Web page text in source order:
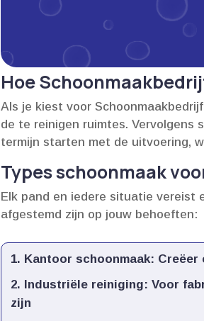
Hoe
Als je kiest voor
de te reinigen ruimtes.​ Vervolgens
termijn starten met de uitvoering,
Types schoonmaak
Elk pand en iedere situatie vereist
afgestemd zijn op jouw behoeften:
Kantoor schoonmaak: Creëer
Industriële reiniging: Voor
zijn